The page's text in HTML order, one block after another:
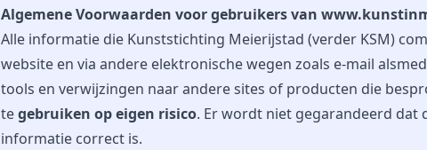
Algemene Voorwaarden voor gebruikers van
Alle informatie die Kunststichting Meierijstad (verder KSM)
website en via andere elektronische wegen zoals e-mail
tools en verwijzingen naar andere sites of producten die
tegebruiken op eigen risico. Er wordt niet gegarandeerd dat
informatie correct is.